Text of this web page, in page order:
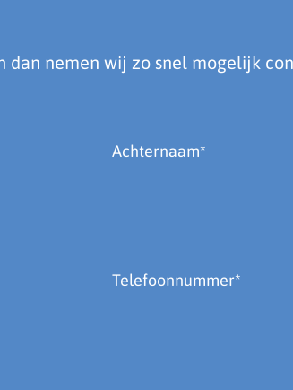
dan nemen wij zo snel mogelijk